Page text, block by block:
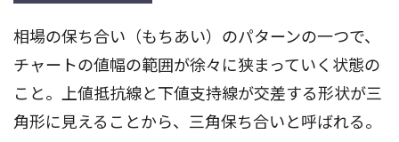
相場の保ち合い（もちあい）のパターンの一つで、
チャートの値幅の範囲が徐々に狭まっていく状態の
こと。上値抵抗線と下値支持線が交差する形状が三
角形に見えることから、三角保ち合いと呼ばれる。